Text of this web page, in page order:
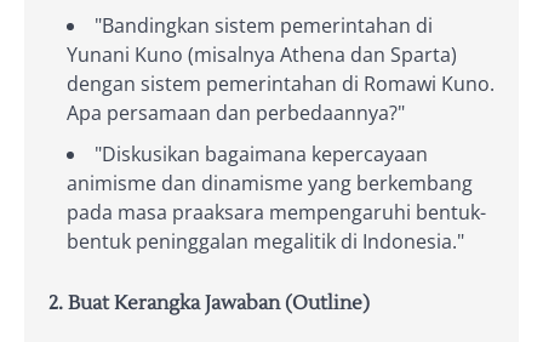
"Bandingkan sistem pemerintahan di
Yunani Kuno (misalnya Athena dan Sparta)
dengan sistem pemerintahan di Romawi Kuno.
Apa persamaan dan perbedaannya?"
"Diskusikan bagaimana kepercayaan
animisme dan dinamisme yang berkembang
pada masa praaksara mempengaruhi bentuk-
bentuk peninggalan megalitik di Indonesia."
2. Buat Kerangka Jawaban (Outline)